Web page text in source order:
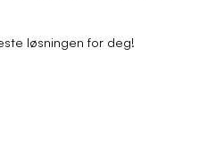
løsningen for deg!